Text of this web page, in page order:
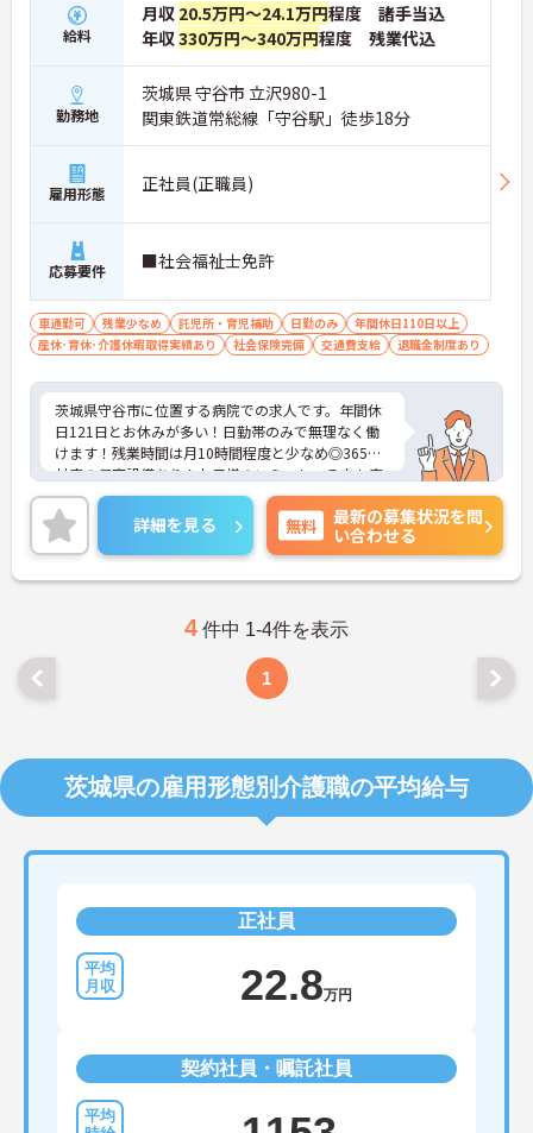
給料
月収 20.5万円～24.1万円程度 諸手当込
年収330万円～340万円程度 残業代込
勤務地
茨城県 守谷市 立沢980-1
関東鉄道常総線「守谷駅」徒歩18分
雇用形態 正社員(正職員)
応募要件 ■社会福祉士免許
車通勤可 残業少なめ 託児所・育児補助 日勤のみ
年間休日110日以上
産休･育休･介護休暇取得実績あり
社会保険完備 交通費支給 退職金制度あり
茨城県守谷市に位置する病院での求人です。年間休
日121日とお休みが多い！日勤帯のみで無理なく働
けます！残業時間は月10時間程度と少なめ◎365日
対応の保育設備あり！お子様のいらっしゃる方も安
心して働けます！ご興味のある方は、お気軽にお問
い合わせください。
詳細を見る 無料
最新の募集状況を問
い合わせる
4 件中 1-4件を表示
1
茨城県の雇用形態別介護職の平均給与
正社員
22.8万円
契約社員・嘱託社員